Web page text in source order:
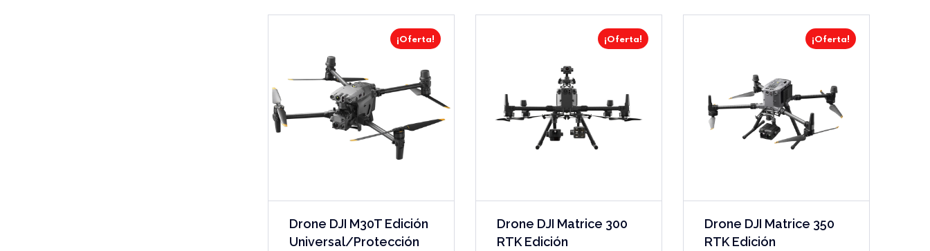
¡Oferta!
Drone DJI M30T Edición
Universal/Protección
¡Oferta!
Drone DJI Matrice 300
RTK Edición
¡Oferta!
Drone DJI Matrice 350
RTK Edición